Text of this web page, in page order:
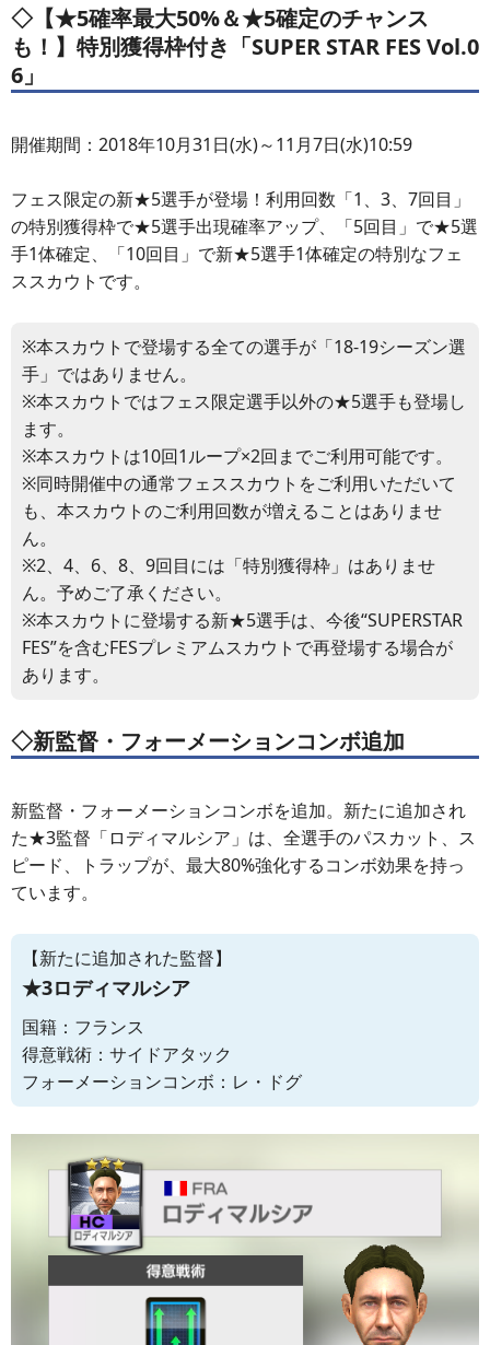
◇【★5確率最大50%＆★5確定のチャンス
も！】特別獲得枠付き「SUPER STAR FES Vol.0
6」
開催期間：2018年10月31日(水)～11月7日(水)10:59
フェス限定の新★5選手が登場！利用回数「1、3、7回目」
の特別獲得枠で★5選手出現確率アップ、「5回目」で★5選
手1体確定、「10回目」で新★5選手1体確定の特別なフェ
ススカウトです。
※本スカウトで登場する全ての選手が「18-19シーズン選
手」ではありません。
※本スカウトではフェス限定選手以外の★5選手も登場し
ます。
※本スカウトは10回1ループ×2回までご利用可能です。
※同時開催中の通常フェススカウトをご利用いただいて
も、本スカウトのご利用回数が増えることはありませ
ん。
※2、4、6、8、9回目には「特別獲得枠」はありませ
ん。予めご了承ください。
※本スカウトに登場する新★5選手は、今後“SUPERSTAR
FES”を含むFESプレミアムスカウトで再登場する場合が
あります。
◇新監督・フォーメーションコンボ追加
新監督・フォーメーションコンボを追加。新たに追加され
た★3監督「ロディマルシア」は、全選手のパスカット、ス
ピード、トラップが、最大80%強化するコンボ効果を持っ
ています。
【新たに追加された監督】
★3ロディマルシア
国籍：フランス
得意戦術：サイドアタック
フォーメーションコンボ：レ・ドグ